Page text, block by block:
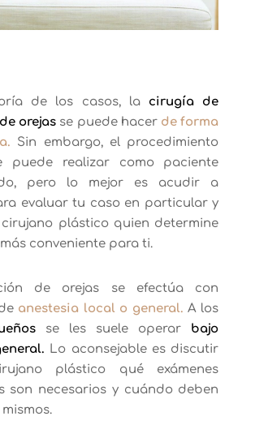
de los casos, la cirugía de
orejas se puede hacer de forma
Sin embargo, el procedimiento
puede realizar como paciente
pero lo mejor es acudir a
evaluar tu caso en particular y
plástico quien determine
conveniente para ti.
de orejas se efectúa con
anestesia local o general. A los
se les suele operar bajo
Lo aconsejable es discutir
plástico qué exámenes
son necesarios y cuándo deben